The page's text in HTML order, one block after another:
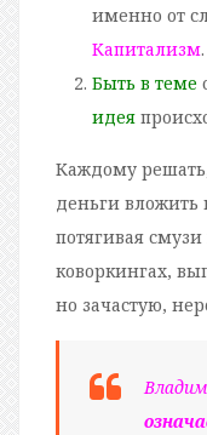
именно от
Капитализм.
Быть в теме
идея
Каждому решать,
деньги вложить
потягивая
коворкингах,
но зачастую,